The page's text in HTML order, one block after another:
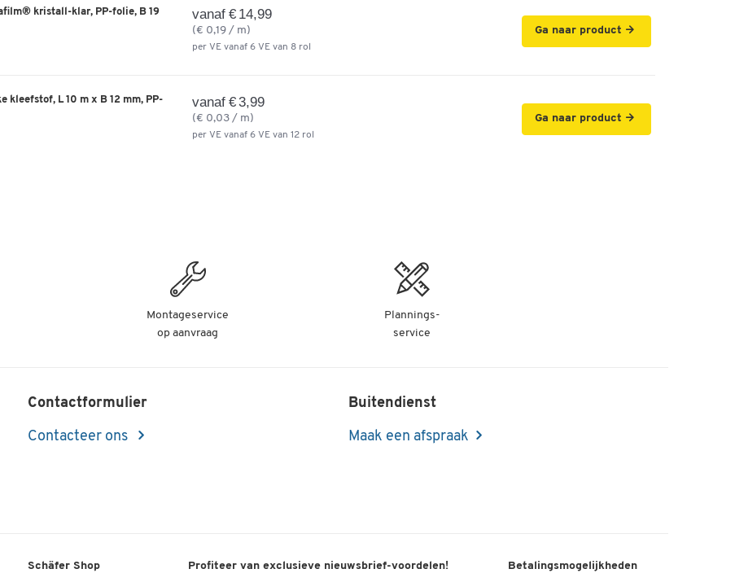
kristall-klar, PP-folie, B 19
vanaf € 14,99
(€ 0,19 / m)
per VE vanaf 6 VE van 8 rol
Ga naar product
kleefstof, L 10 m x B 12 mm, PP-
vanaf € 3,99
(€ 0,03 / m)
per VE vanaf 6 VE van 12 rol
Ga naar product
Montageservice
op aanvraag
Plannings-
service
Contactformulier
Contacteer ons
Buitendienst
Maak een afspraak
Schäfer Shop Profiteer van exclusieve nieuwsbrief-voordelen! Betalingsmogelijkheden